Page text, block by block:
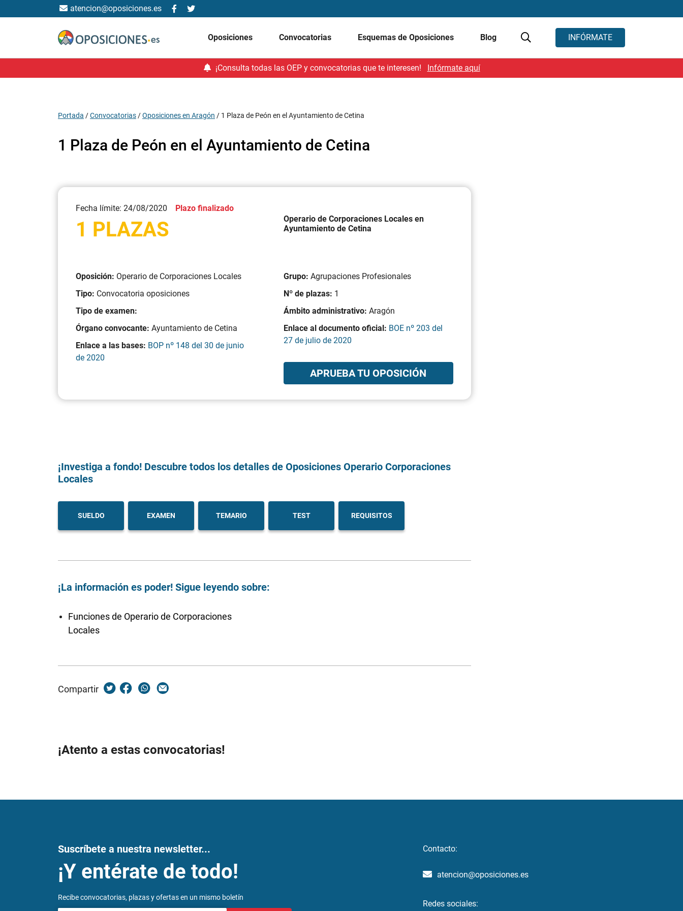
atencion@oposiciones.es
Oposiciones Convocatorias Esquemas de Oposiciones Blog INFÓRMATE
¡Consulta todas las OEP y convocatorias que te interesen! Infórmate aquí
Portada /Convocatorias /Oposiciones en Aragón / 1 Plaza de Peón en el Ayuntamiento de Cetina
1 Plaza de Peón en el Ayuntamiento de Cetina
Fecha límite: 24/08/2020 Plazo finalizado
1 PLAZAS
Operario de Corporaciones Locales en
Ayuntamiento de Cetina
Oposición: Operario de Corporaciones Locales
Tipo: Convocatoria oposiciones
Tipo de examen:
Órgano convocante: Ayuntamiento de Cetina
Enlace a las bases: BOP nº 148 del 30 de junio
de 2020
Grupo: Agrupaciones Profesionales
Nº de plazas: 1
Ámbito administrativo: Aragón
Enlace al documento oficial: BOE nº 203 del
27 de julio de 2020
APRUEBA TU OPOSICIÓN
¡Investiga a fondo! Descubre todos los detalles de Oposiciones Operario Corporaciones
Locales
SUELDO EXAMEN TEMARIO TEST REQUISITOS
¡La información es poder! Sigue leyendo sobre:
Funciones de Operario de Corporaciones
Locales
Compartir
¡Atento a estas convocatorias!
Suscríbete a nuestra newsletter...
¡Y entérate de todo!
Recibe convocatorias, plazas y ofertas en un mismo boletín
Contacto:
atencion@oposiciones.es
Redes sociales: